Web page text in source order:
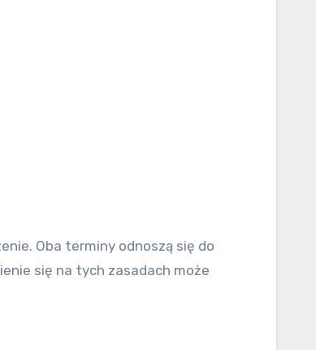
Oba terminy odnoszą się do
się na tych zasadach może